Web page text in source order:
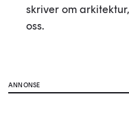
skriver om
oss.
ANNONSE